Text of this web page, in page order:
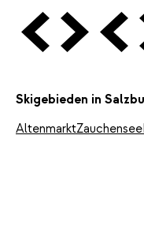
Vorige VolgendeVorige
Skigebieden in
AltenmarktZauchensee